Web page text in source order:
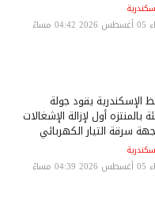
الإسكندرية يقود جولة
بالمنتزه أول لإزالة الإشغالات
سرقة التيار الكهربائي